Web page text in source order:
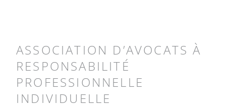
ASSOCIATION D’AVOCATS À
RESPONSABILITÉ
PROFESSIONNELLE
INDIVIDUELLE